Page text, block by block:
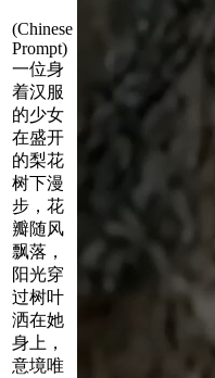
(Chinese
Prompt)
一位身
着汉服
的少女
在盛开
的梨花
树下漫
步，花
瓣随风
飘落，
阳光穿
过树叶
洒在她
身上，
意境唯